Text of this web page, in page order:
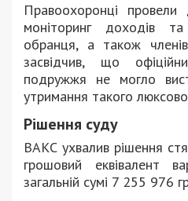
Правоохоронці провели
моніторинг доходів
обранця, а також
засвідчив, що
подружжя не могло
утримання такого
Рішення суду
ВАКС ухвалив рішення
грошовий еквівалент
загальній сумі 7 255 976